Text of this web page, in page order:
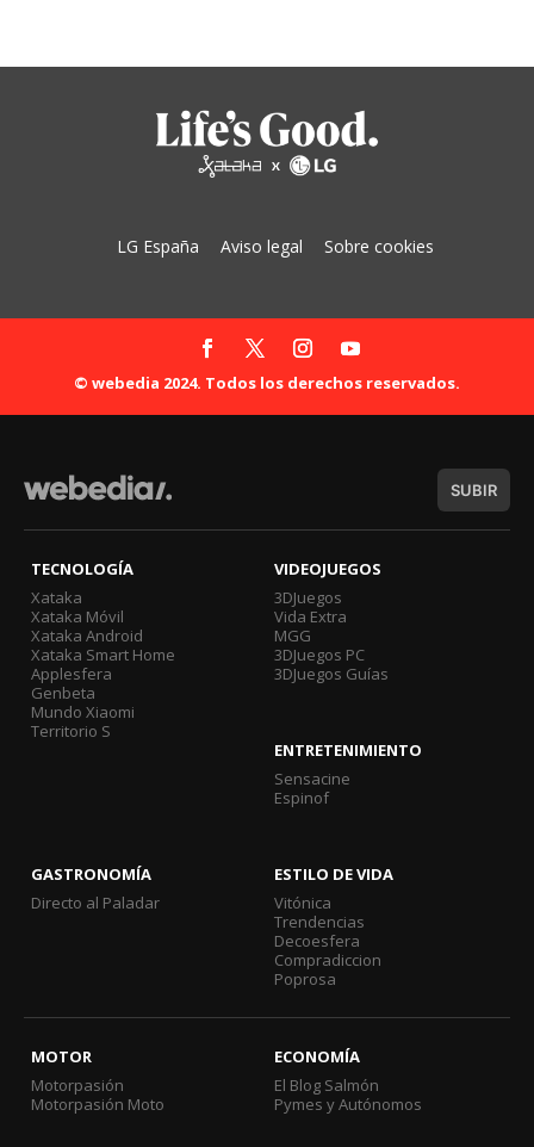
LG España Aviso legal Sobre cookies
© webedia 2024. Todos los derechos reservados.
SUBIR
TECNOLOGÍA
Xataka
Xataka Móvil
Xataka Android
Xataka Smart Home
Applesfera
Genbeta
Mundo Xiaomi
Territorio S
VIDEOJUEGOS
3DJuegos
Vida Extra
MGG
3DJuegos PC
3DJuegos Guías
ENTRETENIMIENTO
Sensacine
Espinof
GASTRONOMÍA
Directo al Paladar
ESTILO DE VIDA
Vitónica
Trendencias
Decoesfera
Compradiccion
Poprosa
MOTOR
Motorpasión
Motorpasión Moto
ECONOMÍA
El Blog Salmón
Pymes y Autónomos